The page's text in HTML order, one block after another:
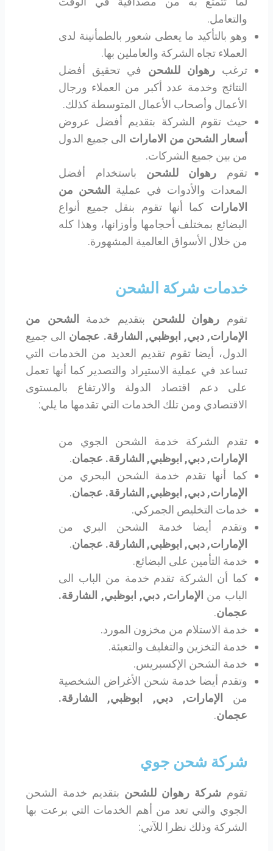
والتعامل.
وهو بالتأكيد ما يعطى شعور بالطمأنينة لدى
العملاء تجاه الشركة والعاملين بها.
ترغبرهوان للشحن في تحقيق أفضل
النتائج وخدمة عدد أكبر من العملاء ورجال
الأعمال وأصحاب الأعمال المتوسطة كذلك.
حيث تقوم الشركة بتقديم أفضل عروض
أسعار الشحن من الامارات الى جميع الدول
من بين جميع الشركات.
تقوم رهوان للشحن باستخدام أفضل
المعدات والأدوات في عملية
الشحن من
الامارات كما أنها تقوم بنقل جميع أنواع
البضائع بمختلف أحجامها وأوزانها، وهذا كله
من خلال الأسواق العالمية المشهورة.
خدمات شركة الشحن
تقوم رهوان للشحن بتقديم خدمة الشحن من
الإمارات, دبي, ابوظبي, الشارقة. عجمان الى جميع
الدول، أيضا تقوم تقديم العديد من الخدمات التي
تساعد في عملية الاستيراد والتصدير كما أنها تعمل
على دعم اقتصاد الدولة والارتفاع بالمستوى
الاقتصادي ومن تلك الخدمات التي تقدمها ما يلي:
تقدم الشركة خدمة الشحن الجوي من
الإمارات, دبي, ابوظبي, الشارقة. عجمان.
كما أنها تقدم خدمة الشحن البحري من
الإمارات, دبي, ابوظبي, الشارقة. عجمان.
خدمات التخليص الجمركي.
وتقدم أيضا خدمة الشحن البري من
الإمارات, دبي, ابوظبي, الشارقة. عجمان.
خدمة التأمين على البضائع.
كما أن الشركة تقدم خدمة من الباب الى
الباب من الإمارات, دبي, ابوظبي, الشارقة.
عجمان.
خدمة الاستلام من مخزون المورد.
خدمة التخزين والتغليف والتعبئة.
خدمة الشحن الإكسبريس.
وتقدم أيضا خدمة شحن الأغراض الشخصية
من الإمارات, دبي, ابوظبي, الشارقة.
عجمان.
شركة شحن جوي
تقوم شركة رهوان للشحن بتقديم خدمة الشحن
الجوي والتي تعد من أهم الخدمات التي برعت بها
الشركة وذلك نظرا للآتي: